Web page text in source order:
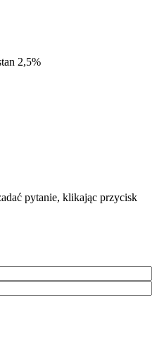
2,5%
pytanie, klikając przycisk